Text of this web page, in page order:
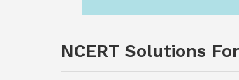
NCERT Solutions